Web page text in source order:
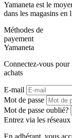
Yamaneta est le
dans les magasins en
Méthodes de
payement
Yamaneta
Connectez-vous pour
achats
E-mail
Mot de passe
Mot de passe oublié?
Entrez via les